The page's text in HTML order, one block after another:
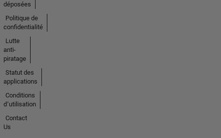
déposées
Politique de
confidentialité
Lutte
anti-
piratage
Statut des
applications
Conditions
d՚utilisation
Contact
Us